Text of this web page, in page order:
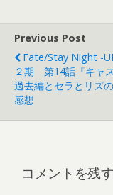
Previous Post
Fate/stay Night -
２期 第14話『キャ
過去編とセラとリズの
感想
コメントを残す